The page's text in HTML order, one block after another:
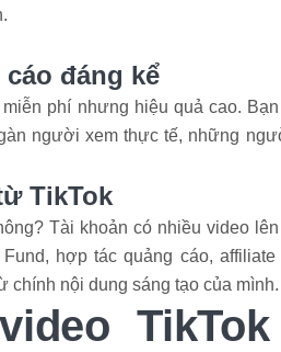
đáng kể
phí nhưng hiệu quả cao.
người xem thực tế, những
TikTok
Tài khoản có nhiều video
hợp tác quảng cáo,
chính nội dung sáng tạo của mình.